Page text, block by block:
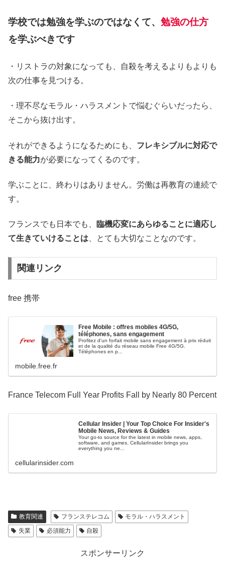
学校では勉強を学ぶのではなくて、 勉強の仕方
を学ぶべきです
・リストラの対象になっても、自殺を考えるよりもよりも
次の仕事を見つける。
・理不尽なモラル・ハラスメントで悩むぐらいだったら、
そこから抜け出す。
それができるようになるためにも、 フレキシブルに対応で
きる能力が必要になってくるのです。
学ぶことに、終わりはありません。労働は再教育の連続で
す。
フランスでも日本でも、
臨機応変にあらゆることに適応し
て生きていけることは 、とても大切なことなのです。
関連リンク
free 携帯
Free Mobile : offres mobiles 4G/5G,
téléphones, sans engagement
Profitez d'un forfait mobile sans engagement à prix réduit
et de la qualité du réseau mobile Free 4G/5G.
Téléphones en p...
mobile.free.fr
France Telecom Full Year Profits Fall by Nearly 80 Percent
Cellular Insider | Your Top Choice For Insider's
Mobile News, Reviews & Guides
Your go-to source for the latest in mobile news, apps,
software, and games. CellularInsider brings you
everything you ne...
cellularinsider.com
教育関連 フランステレコム
モラル・ハラスメント
失業
必須能力 自殺
スポンサーリンク